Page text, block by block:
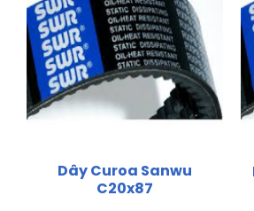
Dây Curoa Sanwu
C20x87